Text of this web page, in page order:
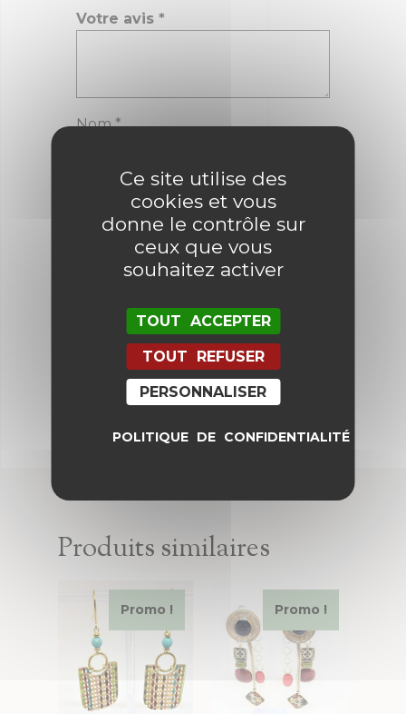
Votre avis *
Nom*
Enregistrer mon nom, mon e-mail
pour mon prochain commentaire.
Produits similaires
Promo ! Promo !
Ce site utilise des
cookies et vous
donne le contrôle sur
ceux que vous
souhaitez activer
TOUT ACCEPTER
TOUT REFUSER
PERSONNALISER
POLITIQUE DE CONFIDENTIALITÉ